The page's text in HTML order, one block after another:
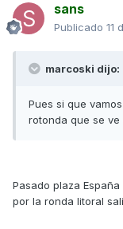
sans
Publicado 11
marcoski dijo:
Pues si que
rotonda que se ve
Pasado plaza
por la ronda litoral